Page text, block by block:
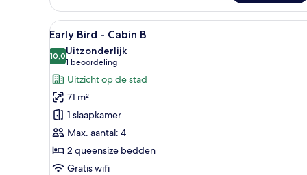
U
(Food
&
Beverage
Benefits
Included)
Alle
foto's
voor
Early
Bird
-
Cabin
B
laden
Een moderne kamer met
7
Early Bird - Cabin B
10,010,0 van 10
Uitzonderlijk
1 beoordeling
(1
beoordeling)
Uitzicht op de stad
71 m²
1 slaapkamer
Max. aantal: 4
2 queensize bedden
Gratis wifi